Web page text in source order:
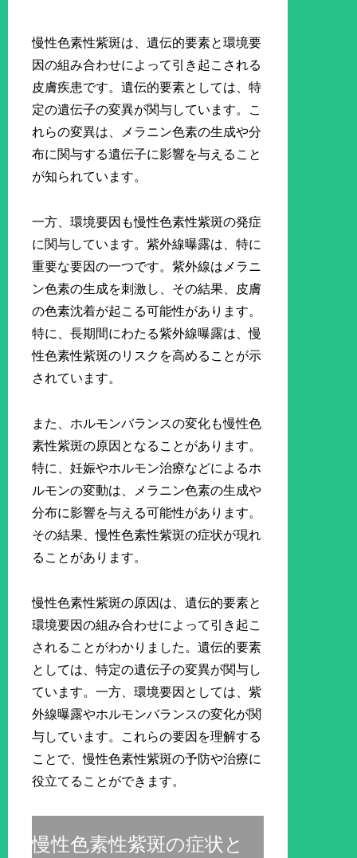
慢性色素性紫斑は、遺伝的要素と環境要
因の組み合わせによって引き起こされる
皮膚疾患です。遺伝的要素としては、特
定の遺伝子の変異が関与しています。こ
れらの変異は、メラニン色素の生成や分
布に関与する遺伝子に影響を与えること
が知られています。
一方、環境要因も慢性色素性紫斑の発症
に関与しています。紫外線曝露は、特に
重要な要因の一つです。紫外線はメラニ
ン色素の生成を刺激し、その結果、皮膚
の色素沈着が起こる可能性があります。
特に、長期間にわたる紫外線曝露は、慢
性色素性紫斑のリスクを高めることが示
されています。
また、ホルモンバランスの変化も慢性色
素性紫斑の原因となることがあります。
特に、妊娠やホルモン治療などによるホ
ルモンの変動は、メラニン色素の生成や
分布に影響を与える可能性があります。
その結果、慢性色素性紫斑の症状が現れ
ることがあります。
慢性色素性紫斑の原因は、遺伝的要素と
環境要因の組み合わせによって引き起こ
されることがわかりました。遺伝的要素
としては、特定の遺伝子の変異が関与し
ています。一方、環境要因としては、紫
外線曝露やホルモンバランスの変化が関
与しています。これらの要因を理解する
ことで、慢性色素性紫斑の予防や治療に
役立てることができます。
慢性色素性紫斑の症状と